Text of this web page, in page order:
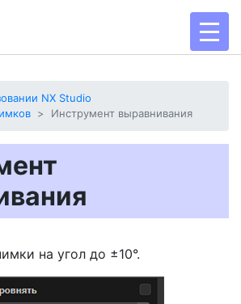
NX Studio
Инструмент выравнивания
на угол до ±10°.